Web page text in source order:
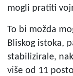
mogli pratiti
To bi možda
Bliskog istoka,
stabilizirale,
više od 11